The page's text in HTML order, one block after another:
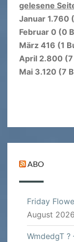
gelesene
Januar 1.760
Februar 0 (0
März 416 (1
April 2.800
Mai 3.120 (7
ABO
Friday
August 2026
WmdedgT